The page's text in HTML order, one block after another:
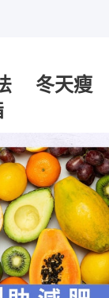
法 冬天瘦